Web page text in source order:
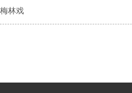
梅林戏